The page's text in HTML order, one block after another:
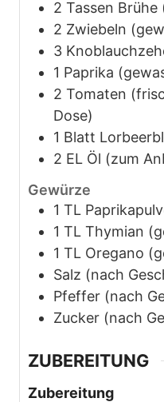
2 Tassen Brühe
2 Zwiebeln
3
1 Paprika
2 Tomaten
Dose)
1 Blatt
2 EL Öl (zum
Gewürze
1 TL
1 TL Thymian
1 TL Oregano
Salz (nach
Pfeffer (nach
Zucker (nach
ZUBEREITUNG
Zubereitung